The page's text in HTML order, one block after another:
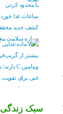
سبک زندگی